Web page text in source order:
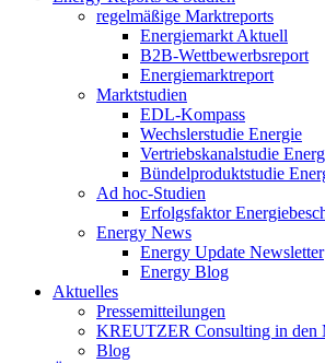
regelmäßige Marktreports
Energiemarkt Aktuell
B2B-Wettbewerbsreport
Energiemarktreport
Marktstudien
EDL-Kompass
Wechslerstudie Energie
Vertriebskanalstudie
Bündelproduktstudie
Ad hoc-Studien
Erfolgsfaktor
Energy News
Energy Update Newsletter
Energy Blog
Aktuelles
Pressemitteilungen
KREUTZER Consulting in den
Blog